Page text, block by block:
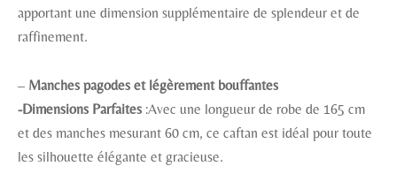
apportant une dimension supplémentaire de splendeur et de
raffinement.
– Manches pagodes et légèrement bouffantes
-Dimensions Parfaites :Avec une longueur de robe de 165 cm
et des manches mesurant 60 cm, ce caftan est idéal pour toute
les silhouette élégante et gracieuse.